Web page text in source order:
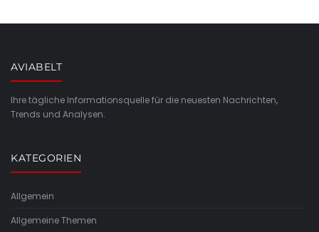
AVIABELT
Ihre tägliche Informationsquelle für die neuesten Nachrichten,
Trends und Analysen.
KATEGORIEN
Allgemein
Allgemeine Themen